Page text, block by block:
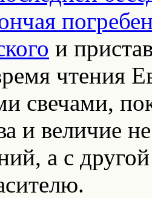
и
чтения
свечами,
и величие
а с